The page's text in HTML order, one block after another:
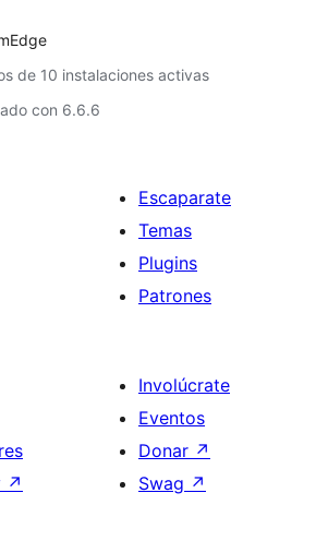
de 10 instalaciones activas
con 6.6.6
Escaparate
Temas
Plugins
Patrones
↗
Involúcrate
Eventos
Donar ↗
Swag ↗